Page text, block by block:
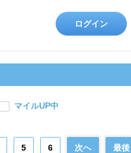
ログイン
マイルUP中
5 6 次へ 最後